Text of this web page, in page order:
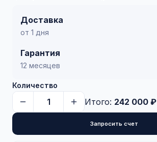
Доставка
от 1 дня
Гарантия
12 месяцев
Количество
Итого: 242 000 ₽
Запросить счет